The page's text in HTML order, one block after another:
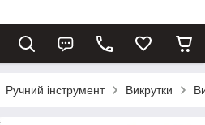
Ручний інструмент Викрутки